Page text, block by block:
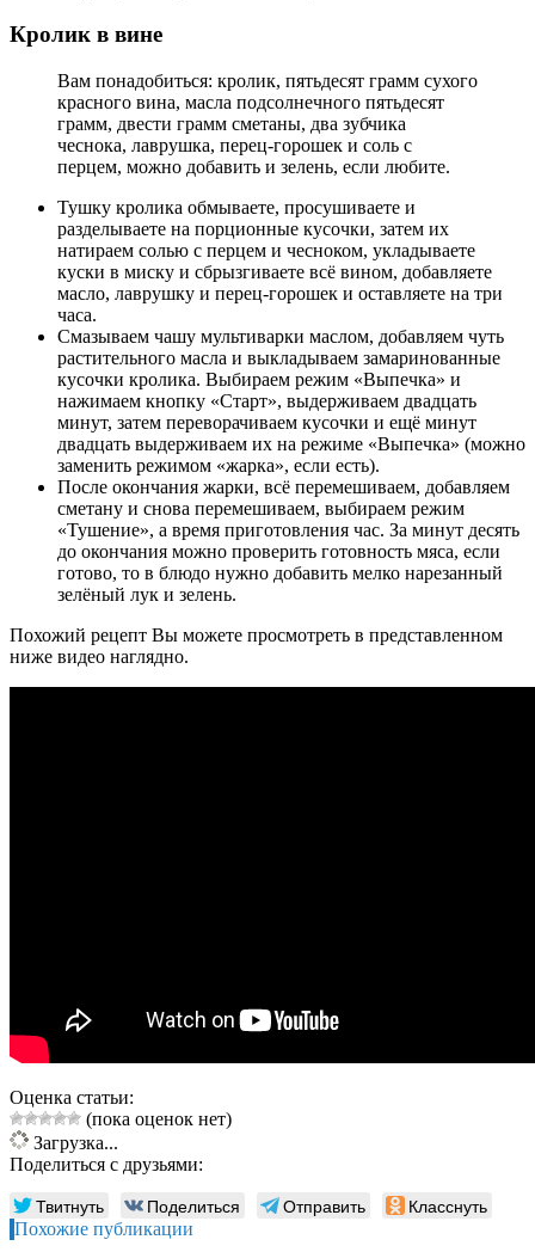
Кролик в вине
Вам понадобиться: кролик, пятьдесят грамм сухого
красного вина, масла подсолнечного пятьдесят
грамм, двести грамм сметаны, два зубчика
чеснока, лаврушка, перец-горошек и соль с
перцем, можно добавить и зелень, если любите.
Тушку кролика обмываете, просушиваете и
разделываете на порционные кусочки, затем их
натираем солью с перцем и чесноком, укладываете
куски в миску и сбрызгиваете всё вином, добавляете
масло, лаврушку и перец-горошек и оставляете на три
часа.
Смазываем чашу мультиварки маслом, добавляем чуть
растительного масла и выкладываем замаринованные
кусочки кролика. Выбираем режим «Выпечка» и
нажимаем кнопку «Старт», выдерживаем двадцать
минут, затем переворачиваем кусочки и ещё минут
двадцать выдерживаем их на режиме «Выпечка» (можно
заменить режимом «жарка», если есть).
После окончания жарки, всё перемешиваем, добавляем
сметану и снова перемешиваем, выбираем режим
«Тушение», а время приготовления час. За минут десять
до окончания можно проверить готовность мяса, если
готово, то в блюдо нужно добавить мелко нарезанный
зелёный лук и зелень.
Похожий рецепт Вы можете просмотреть в представленном
ниже видео наглядно.
Оценка статьи:
(пока оценок нет)
Загрузка...
Поделиться с друзьями:
Твитнуть Поделиться Отправить Класснуть
Похожие публикации